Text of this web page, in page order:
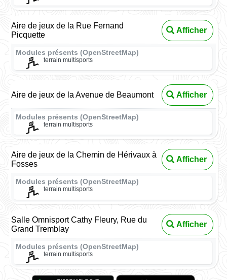
Aire de jeux de la Rue Fernand
Picquette
Afficher
Modules présents (OpenStreetMap)
terrain multisports
Aire de jeux de la Avenue de Beaumont Afficher
Modules présents (OpenStreetMap)
terrain multisports
Aire de jeux de la Chemin de Hérivaux à
Fosses
Afficher
Modules présents (OpenStreetMap)
terrain multisports
Salle Omnisport Cathy Fleury, Rue du
Grand Tremblay
Afficher
Modules présents (OpenStreetMap)
terrain multisports